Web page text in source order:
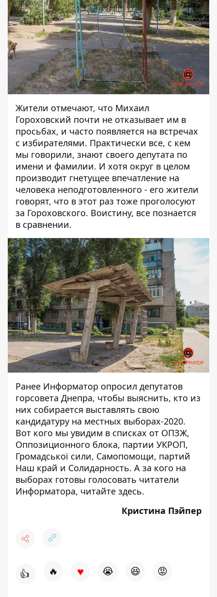
Жители отмечают, что Михаил
Гороховский почти не отказывает им в
просьбах, и часто появляется на встречах
с избирателями. Практически все, с кем
мы говорили, знают своего депутата по
имени и фамилии. И хотя округ в целом
производит гнетущее впечатление на
человека неподготовленного - его жители
говорят, что в этот раз тоже проголосуют
за Гороховского. Воистину, все познается
в сравнении.
Ранее Информатор опросил депутатов
горсовета Днепра, чтобы выяснить, кто из
них собирается выставлять свою
кандидатуру на местных выборах-2020.
Вот кого мы увидим в списках от ОПЗЖ,
Оппозиционного блока, партии УКРОП,
Громадської сили, Самопомощи, партий
Наш край и Солидарность. А за кого на
выборах готовы голосовать читатели
Информатора, читайте здесь.
Кристина Пэйпер
👍 🔥 ♥ 😭 😆 😡